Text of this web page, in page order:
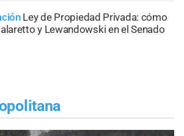
Ley de Propiedad Privada: cómo
y Lewandowski en el Senado